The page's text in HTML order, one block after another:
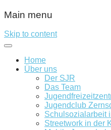
Main menu
Skip to content
Home
Über uns
Der SJR
Das Team
Jugendclub
Schulsozialarbeit
Streetwork in der